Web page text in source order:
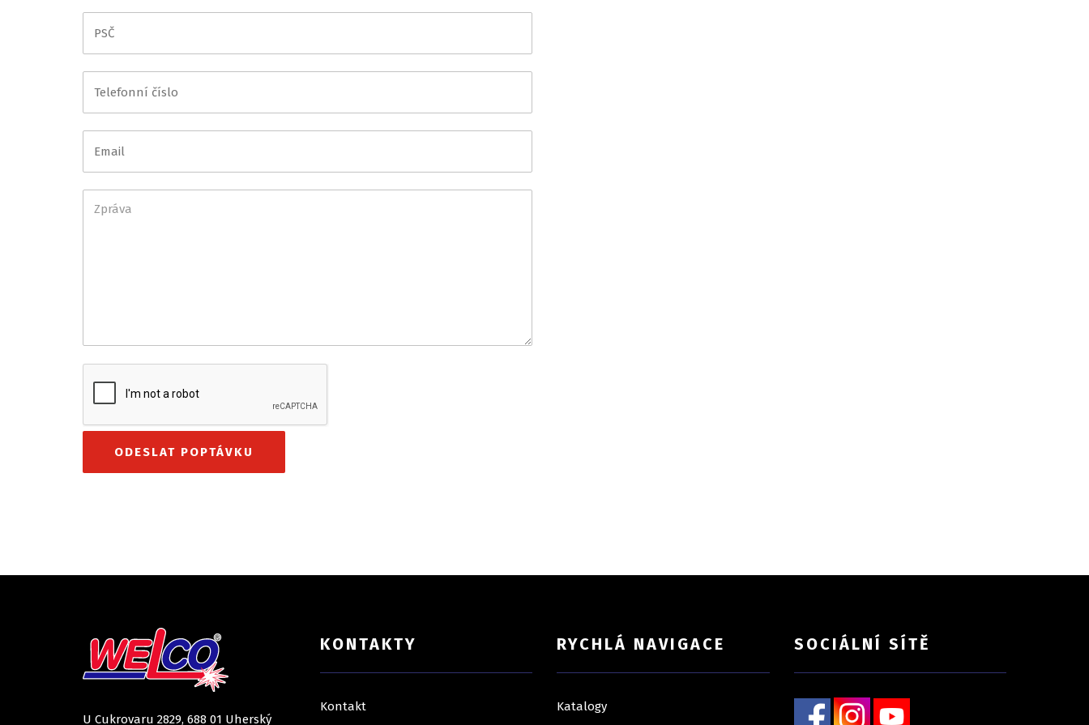
U Cukrovaru 2829, 688 01 Uherský
KONTAKTY
Kontakt
RYCHLÁ NAVIGACE
Katalogy
SOCIÁLNÍ SÍTĚ